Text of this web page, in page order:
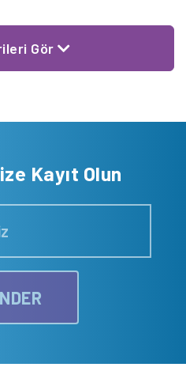
Gör
Kayıt Olun